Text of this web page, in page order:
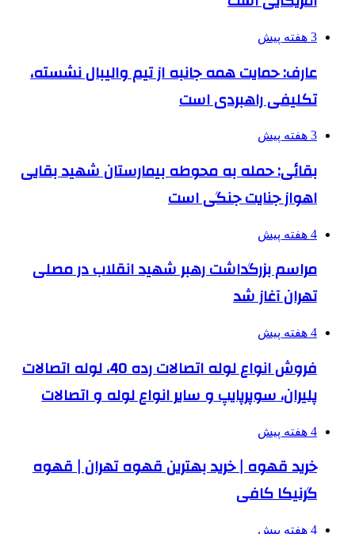
3 هفته پیش
عارف: حمایت همه جانبه از تیم والیبال نشسته،
تکلیفی راهبردی است
3 هفته پیش
بقائی: حمله به محوطه بیمارستان شهید بقایی
اهواز جنایت جنگی است
4 هفته پیش
مراسم بزرگداشت رهبر شهید انقلاب در مصلی
تهران آغاز شد
4 هفته پیش
فروش انواع لوله اتصالات رده 40، لوله اتصالات
پلیران، سوپرپایپ و سایر انواع لوله و اتصالات
4 هفته پیش
خرید قهوه | خرید بهترین قهوه تهران | قهوه
گرنیکا کافی
4 هفته پیش